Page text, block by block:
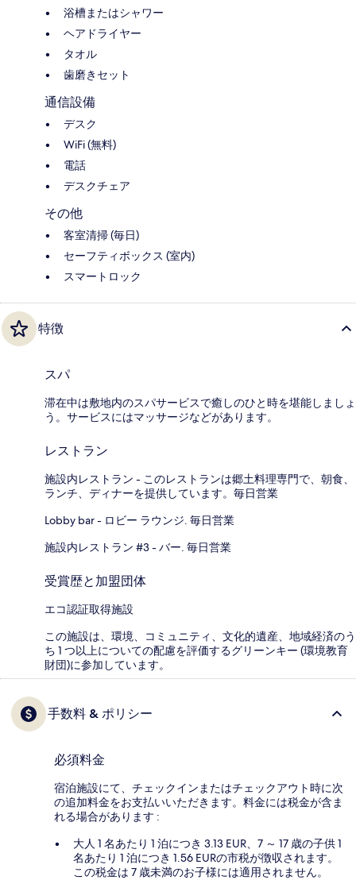
浴槽またはシャワー
ヘアドライヤー
タオル
歯磨きセット
通信設備
デスク
WiFi (無料)
電話
デスクチェア
その他
客室清掃 (毎日)
セーフティボックス (室内)
スマートロック
特徴
スパ
滞在中は敷地内のスパサービスで癒しのひと時を堪能しましょ
う。サービスにはマッサージなどがあります。
レストラン
施設内レストラン - このレストランは郷土料理専門で、朝食、
ランチ、ディナーを提供しています。毎日営業
Lobby bar - ロビー ラウンジ. 毎日営業
施設内レストラン #3 - バー. 毎日営業
受賞歴と加盟団体
エコ認証取得施設
この施設は、環境、コミュニティ、文化的遺産、地域経済のう
ち 1 つ以上についての配慮を評価するグリーンキー (環境教育
財団)に参加しています。
手数料 & ポリシー
必須料金
宿泊施設にて、チェックインまたはチェックアウト時に次
の追加料金をお支払いいただきます。料金には税金が含ま
れる場合があります :
大人 1 名あたり 1 泊につき 3.13 EUR、7 ～ 17 歳の子供 1
名あたり 1 泊につき 1.56 EURの市税が徴収されます。
この税金は 7 歳未満のお子様には適用されません。